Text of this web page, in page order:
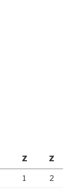
Z Z
1 2